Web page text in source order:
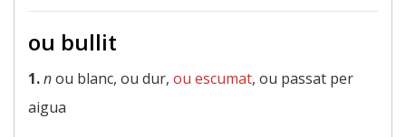
ou bullit
1.nou blanc, ou dur, ou escumat, ou passat per
aigua